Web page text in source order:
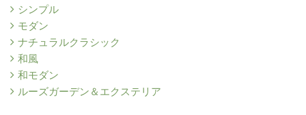
シンプル
モダン
ナチュラルクラシック
和風
和モダン
ルーズガーデン＆エクステリア